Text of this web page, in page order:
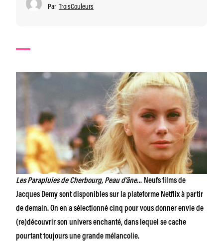
Par TroisCouleurs
Les Parapluies de Cherbourg, Peau d’âne… Neufs films de
Jacques Demy sont disponibles sur la plateforme Netflix à partir
de demain. On en a sélectionné cinq pour vous donner envie de
(re)découvrir son univers enchanté, dans lequel se cache
pourtant toujours une grande mélancolie.